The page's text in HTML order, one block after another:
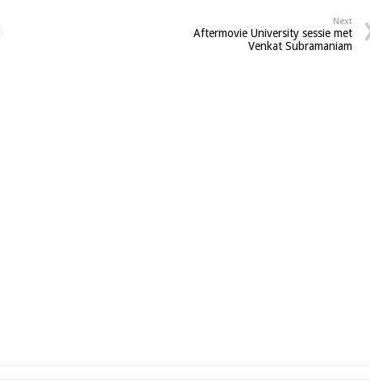
Next
Aftermovie University sessie met
Venkat Subramaniam